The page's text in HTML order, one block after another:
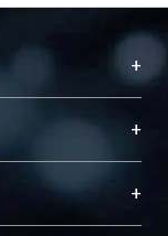
+
珍藏及向國際
，圖書館整合
不同功能平
。期能整合研
+
+